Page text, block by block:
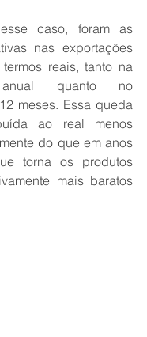
caso, foram as
nas exportações
reais, tanto na
anual quanto no
meses. Essa queda
ao real menos
do que em anos
torna os produtos
mais baratos